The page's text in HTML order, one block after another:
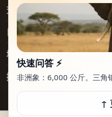
交通工具
日常物品
地点
技术